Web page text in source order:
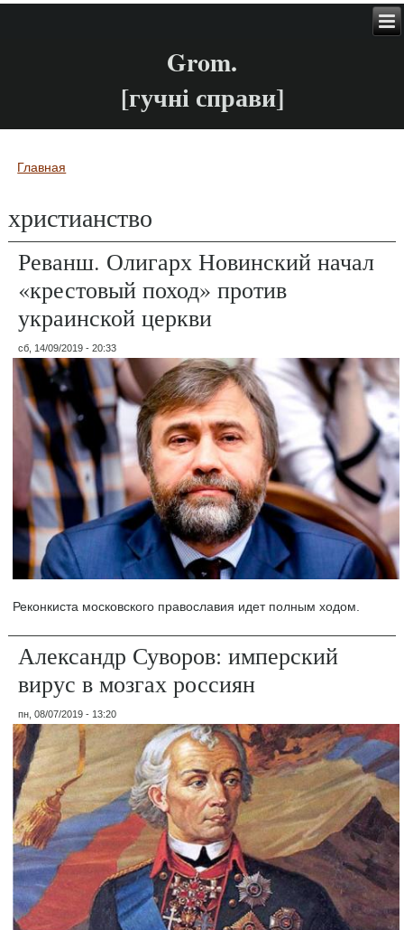
Grom.
[гучні справи]
Вы здесь
Главная
христианство
Реванш. Олигарх Новинский начал
«крестовый поход» против
украинской церкви
сб, 14/09/2019 - 20:33
Реконкиста московского православия идет полным ходом.
Александр Суворов: имперский
вирус в мозгах россиян
пн, 08/07/2019 - 13:20